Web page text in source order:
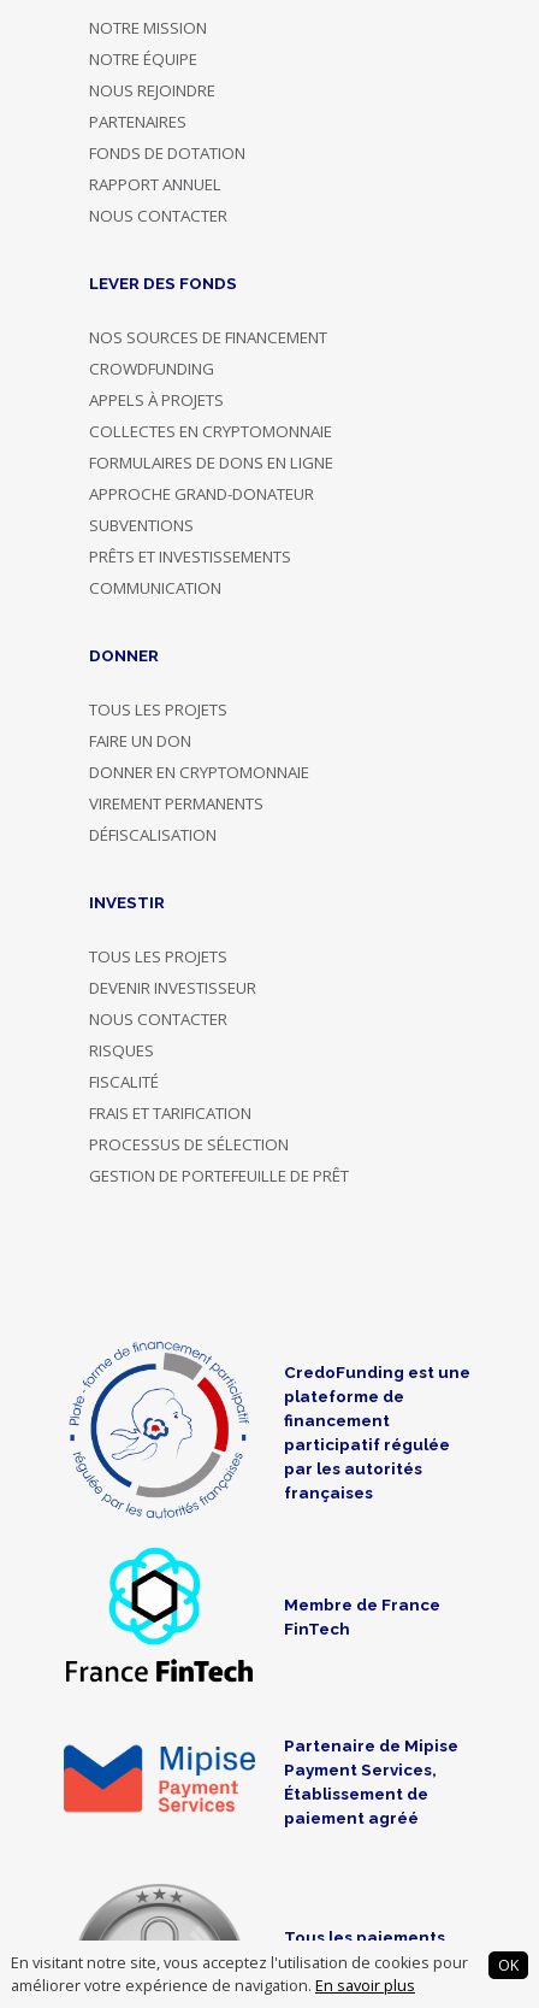
En visitant notre site, vous acceptez l'utilisation de cookies pour
améliorer votre expérience de navigation. En savoir plus
OK
NOTRE MISSION
NOTRE ÉQUIPE
NOUS REJOINDRE
PARTENAIRES
FONDS DE DOTATION
RAPPORT ANNUEL
NOUS CONTACTER
LEVER DES FONDS
NOS SOURCES DE FINANCEMENT
CROWDFUNDING
APPELS À PROJETS
COLLECTES EN CRYPTOMONNAIE
FORMULAIRES DE DONS EN LIGNE
APPROCHE GRAND-DONATEUR
SUBVENTIONS
PRÊTS ET INVESTISSEMENTS
COMMUNICATION
DONNER
TOUS LES PROJETS
FAIRE UN DON
DONNER EN CRYPTOMONNAIE
VIREMENT PERMANENTS
DÉFISCALISATION
INVESTIR
TOUS LES PROJETS
DEVENIR INVESTISSEUR
NOUS CONTACTER
RISQUES
FISCALITÉ
FRAIS ET TARIFICATION
PROCESSUS DE SÉLECTION
GESTION DE PORTEFEUILLE DE PRÊT
CredoFunding est une
plateforme de
financement
participatif régulée
par les autorités
françaises
Membre de France
FinTech
Partenaire de Mipise
Payment Services,
Établissement de
paiement agréé
Tous les paiements
effectués sont
sécurisés SSL-